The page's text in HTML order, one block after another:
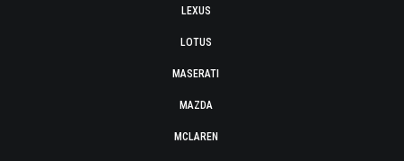
LEXUS
LOTUS
MASERATI
MAZDA
MCLAREN